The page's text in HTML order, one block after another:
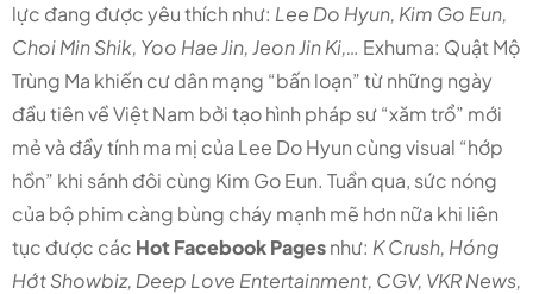
lực đang được yêu thích như: Lee Do Hyun, Kim Go Eun,
Choi Min Shik, Yoo Hae Jin, Jeon Jin Ki,… Exhuma: Quật Mộ
Trùng Ma khiến cư dân mạng “bấn loạn” từ những ngày
đầu tiên về Việt Nam bởi tạo hình pháp sư “xăm trổ” mới
mẻ và đầy tính ma mị của Lee Do Hyun cùng visual “hớp
hồn” khi sánh đôi cùng Kim Go Eun. Tuần qua, sức nóng
của bộ phim càng bùng cháy mạnh mẽ hơn nữa khi liên
tục được các Hot Facebook Pagesnhư: K Crush, Hóng
Hớt Showbiz, Deep Love Entertainment, CGV, VKR News,